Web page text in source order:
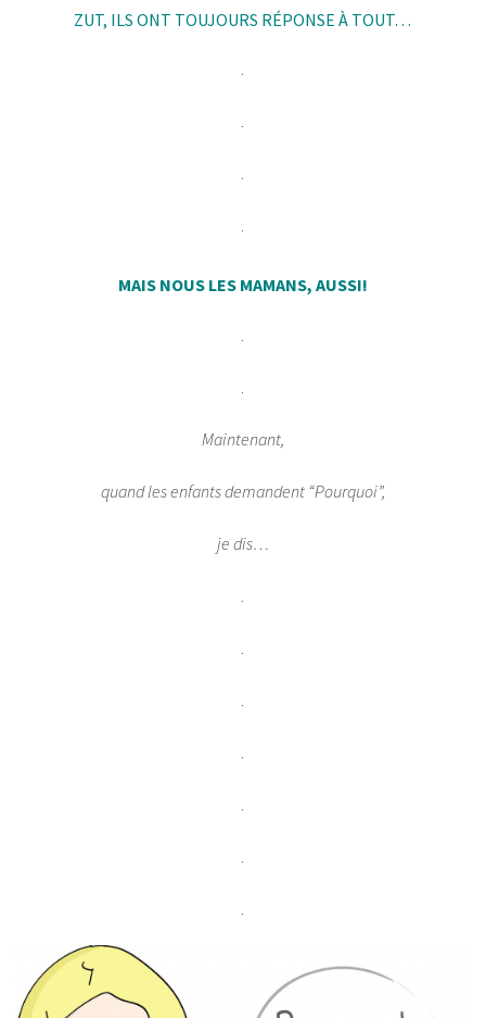
ZUT, ILS ONT TOUJOURS RÉPONSE À TOUT…
MAIS NOUS LES MAMANS, AUSSI!
Maintenant,
quand les enfants demandent “Pourquoi”,
je dis…